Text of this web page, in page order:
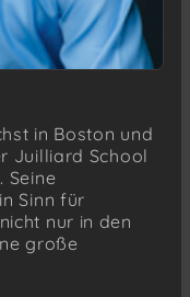
in Boston und
Juilliard School
Seine
Sinn für
nur in den
große